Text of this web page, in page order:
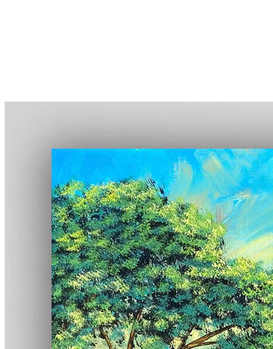
More...